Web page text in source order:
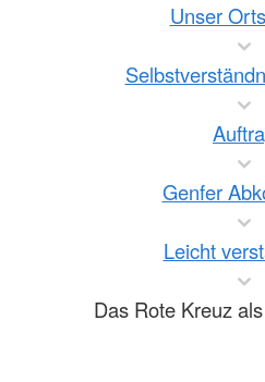
Unser
Genfer
Leicht
Das Rote Kreuz